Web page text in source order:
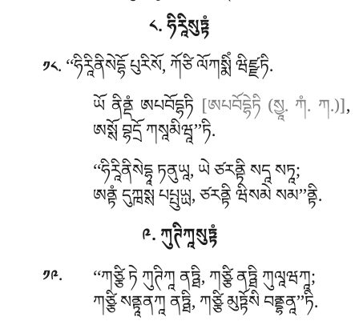
༨. ཧིརཱིསུཏྟཾ
༡༨. ‘‘ཧིརཱིནིསེདྷོཔུརིསོ, ཀོཙི ལོཀསྨིཾ ཝིཛྫཏི.
ཡོ ནིནྡཾ ཨཔབོདྷཏི[ཨཔབོདྷེཏི (སྱཱ. ཀཾ. ཀ.)],
ཨསྶོ བྷདྲོ ཀསཱམིཝཱ’’ཏི.
‘‘ཧིརཱིནིསེདྷཱ ཏནུཡཱ, ཡེ ཙརནྟི སདཱ སཏཱ;
ཨནྟཾ དུཀྑསྶ པཔྤུཡྻ, ཙརནྟི ཝིསམེ སམ’’ནྟི.
༩. ཀུཊིཀཱསུཏྟཾ
༡༩. ‘‘ཀཙྩིཏེ ཀུཊིཀཱ ནཏྠི, ཀཙྩི ནཏྠི ཀུལཱཝཀཱ;
ཀཙྩི སནྟཱནཀཱ ནཏྠི, ཀཙྩི མུཏྟོསི བནྡྷནཱ’’ཏི.